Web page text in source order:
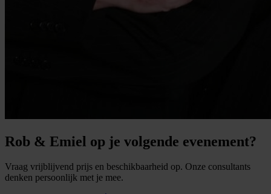
Rob & Emiel op je volgende evenement?
Vraag vrijblijvend prijs en beschikbaarheid op. Onze consultants
denken persoonlijk met je mee.